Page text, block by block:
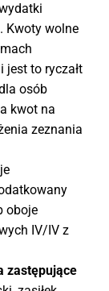
Kwoty wolne
jest to ryczałt
osób
kwot na
zeznania
oboje
IV/IV z
zastępujące